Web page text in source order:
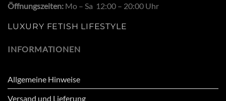
Öffnungszeiten: Mo – Sa 12:00 – 20:00 Uhr
LUXURY FETISH LIFESTYLE
INFORMATIONEN
Allgemeine Hinweise
Versand und Lieferung